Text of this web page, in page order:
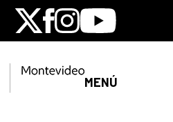
X Facebook
Instagram
Youtube
MENÚ